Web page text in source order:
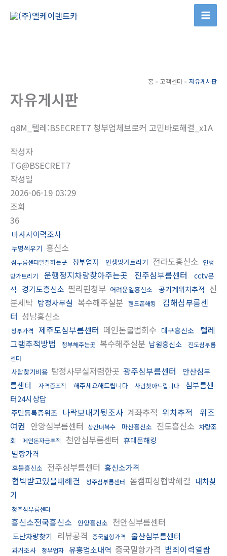
홈 고객센터 자유게시판
자유게시판
q8M_텔레:BSECRET7 청부업체브로커 고민바로해결_x1A
작성자
TG@BSECRET7
작성일
2026-06-19 03:29
조회
36
마사지이력조사
누명씌우기 흥신소
심부름센터일잘하는곳 청부업자 인생망가트리기 전라도흥신소 인생
망가트리기
운행정지차량찾아주는곳 진주심부름센터
cctv분
석 경기도흥신소 필리핀청부 어려운일흥신소 공기계위치추적 신
분세탁 탐정사무실 복수해주실분 핸드폰해킹
김해심부름센
터 성남흥신소
청부가격 제주도심부름센터 떼인돈불법회수 대구흥신소
텔레
그램추적방법
청부해주는곳 복수해주실분 남원흥신소
진도심부름
센터
사람찾기비용 탐정사무실저렴한곳 광주심부름센터
안산심부
름센터
자격증조작 해주세요해드립니다 사람찾아드립니다
심부름센
터24시상담
주민등록증위조 나락보내기뒷조사 계좌추적 위치추적
위조
여권 안양심부름센터 상간녀복수 마산흥신소 진도흥신소 차량조
회
떼인돈자금추적 천안심부름센터 휴대폰해킹
밀항가격
후불흥신소 전주심부름센터 흥신소가격
협박받고있을때해결 청주심부름센터 몸캠피싱협박해결 내차찾
기
청주심부름센터
흥신소전국흥신소 안양흥신소 천안심부름센터
도난차량찾기 리뷰공격 중국밀항가격 울산심부름센터
과거조사 청부업자 유흥업소내역 중국밀항가격 범죄이력열람